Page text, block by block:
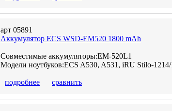
арт 05891
Аккумулятор ECS WSD-EM520 1800 mAh
Совместимые аккумуляторы:EM-520L1
Модели ноутбуков:ECS A530, A531, iRU Stilo-
подробнее сравнить